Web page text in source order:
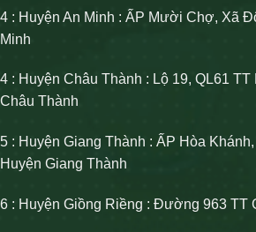
4 : Huyện An Minh : ẤP Mười Chợ, Xã
Minh
4 : Huyện Châu Thành : Lộ 19, QL61
Châu Thành
5 : Huyện Giang Thành : ẤP Hòa
Huyện Giang Thành
6 : Huyện Giồng Riềng : Đường 963 TT